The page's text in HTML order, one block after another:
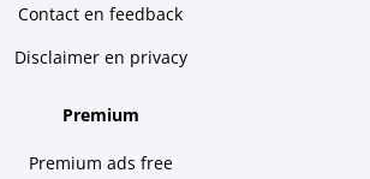
Contact en feedback
Disclaimer en privacy
Premium
Premium ads free